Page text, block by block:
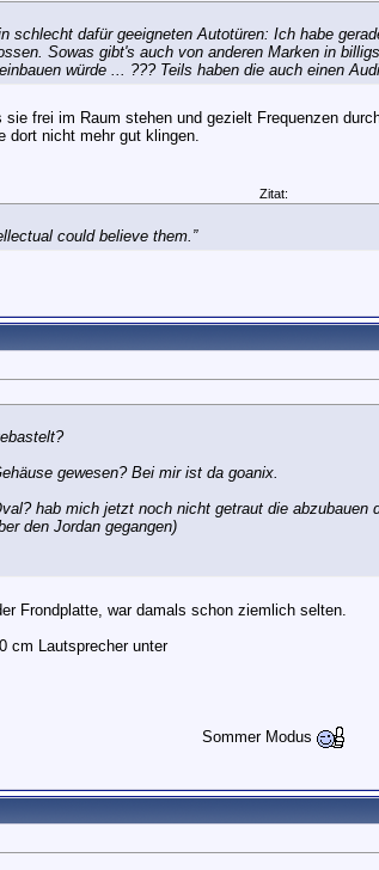
schlecht dafür geeigneten Autotüren: Ich habe
Sowas gibt's auch von anderen Marken in
würde ... ??? Teils haben die auch einen
frei im Raum stehen und gezielt Frequenzen
dort nicht mehr gut klingen.
Zitat:
could believe them.”
gewesen? Bei mir ist da goanix.
hab mich jetzt noch nicht getraut die
den Jordan gegangen)
Frondplatte, war damals schon ziemlich selten.
cm Lautsprecher unter
Sommer Modus